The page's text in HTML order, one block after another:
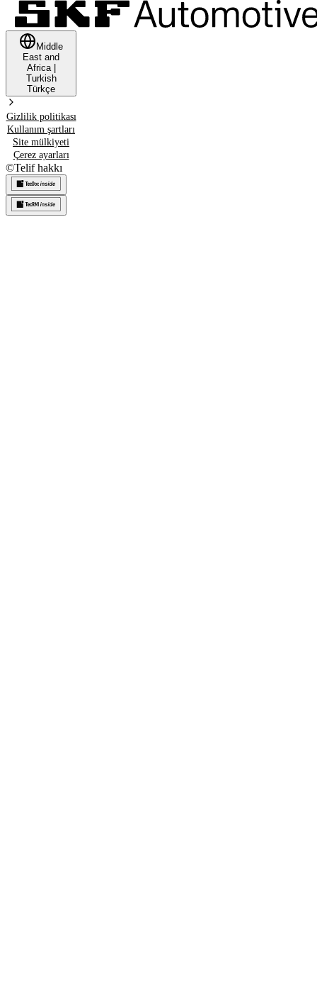
Middle
East and
Africa|
Turkish
Türkçe
Gizlilik politikası
Kullanım şartları
Site mülkiyeti
Çerez ayarları
©Telif hakkı